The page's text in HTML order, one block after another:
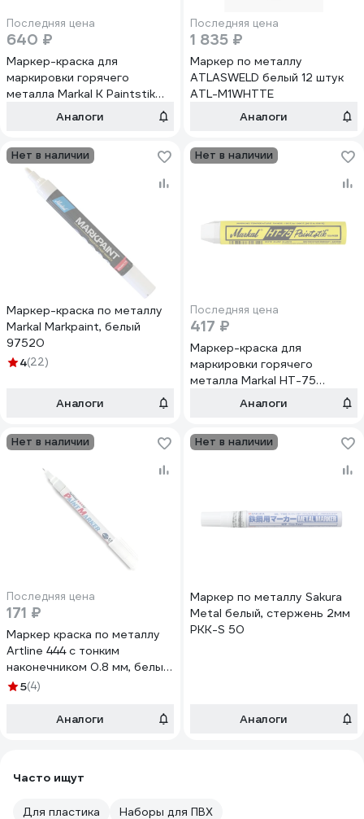
Последняя цена
640 ₽
Маркер-краска для
маркировки горячего
металла Markal K Paintstik
(982C до 1204C), белый
Аналоги
Последняя цена
1 835 ₽
Маркер по металлу
ATLASWELD белый 12 штук
ATL-M1WHTTE
Аналоги
Нет в наличии
Маркер-краска по металлу
Markal Markpaint, белый
97520
4(22)
Аналоги
Нет в наличии
Последняя цена
417 ₽
Маркер-краска для
маркировки горячего
металла Markal HT-75
Paintstik (93C до 538C),
Аналоги
Нет в наличии
Последняя цена
171 ₽
Маркер краска по металлу
Artline 444 с тонким
наконечником 0.8 мм, белый
EK444XF-816
5(4)
Аналоги
Нет в наличии
Маркер по металлу Sakura
Metal белый, стержень 2мм
PKK-S 50
Аналоги
Часто ищут
Для пластика
Наборы для ПВХ